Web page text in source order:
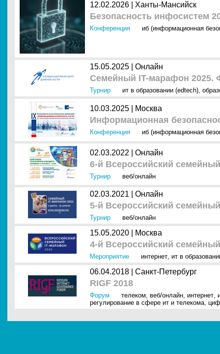
12.02.2026 | Ханты-Мансийск
Безопасность инфосистем
Конференция иб (информационная
15.05.2025 | Онлайн
Семейный IT-марафон 2025.
Турнир ит в образовании (edtech),
10.03.2025 | Москва
Информационная
Конференция иб (информационная
02.03.2022 | Онлайн
6-й Всероссийский
Турнир веб/онлайн
02.03.2021 | Онлайн
5-й Всероссийский
Турнир веб/онлайн
15.05.2020 | Москва
4-й Всероссийский
Мероприятие интернет, ит в
06.04.2018 | Санкт-Петербург
RIGF 2018
Форум телеком, веб/онлайн, интернет,
регулирование в сфере ит и телекома,